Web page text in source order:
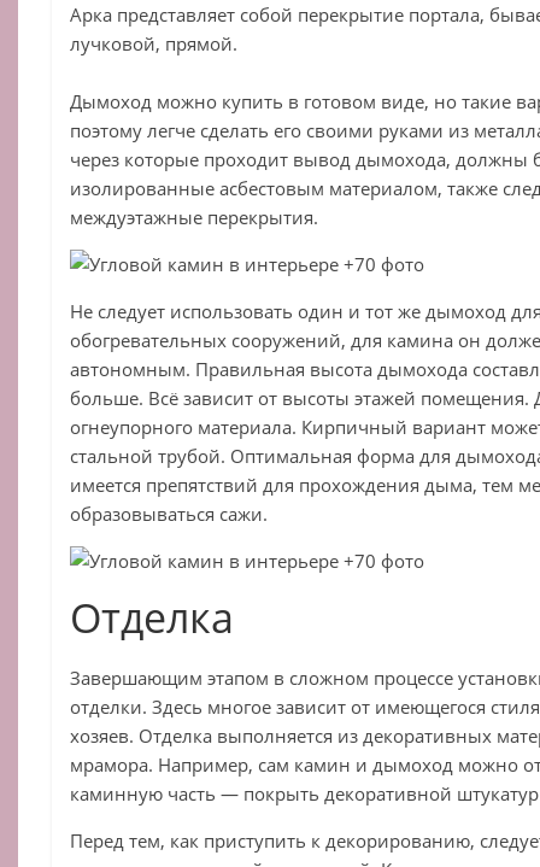
Арка представляет собой перекрытие портала,
лучковой, прямой.
Дымоход можно купить в готовом виде, но такие
поэтому легче сделать его своими руками из
через которые проходит вывод дымохода, должны
изолированные асбестовым материалом, также
междуэтажные перекрытия.
Не следует использовать один и тот же дымоход
обогревательных сооружений, для камина он
автономным. Правильная высота дымохода
больше. Всё зависит от высоты этажей
огнеупорного материала. Кирпичный вариант
стальной трубой. Оптимальная форма для
имеется препятствий для прохождения дыма, тем
образовываться сажи.
Отделка
Завершающим этапом в сложном процессе
отделки. Здесь многое зависит от имеющегося
хозяев. Отделка выполняется из декоративных
мрамора. Например, сам камин и дымоход можно
каминную часть — покрыть декоративной
Перед тем, как приступить к декорированию,